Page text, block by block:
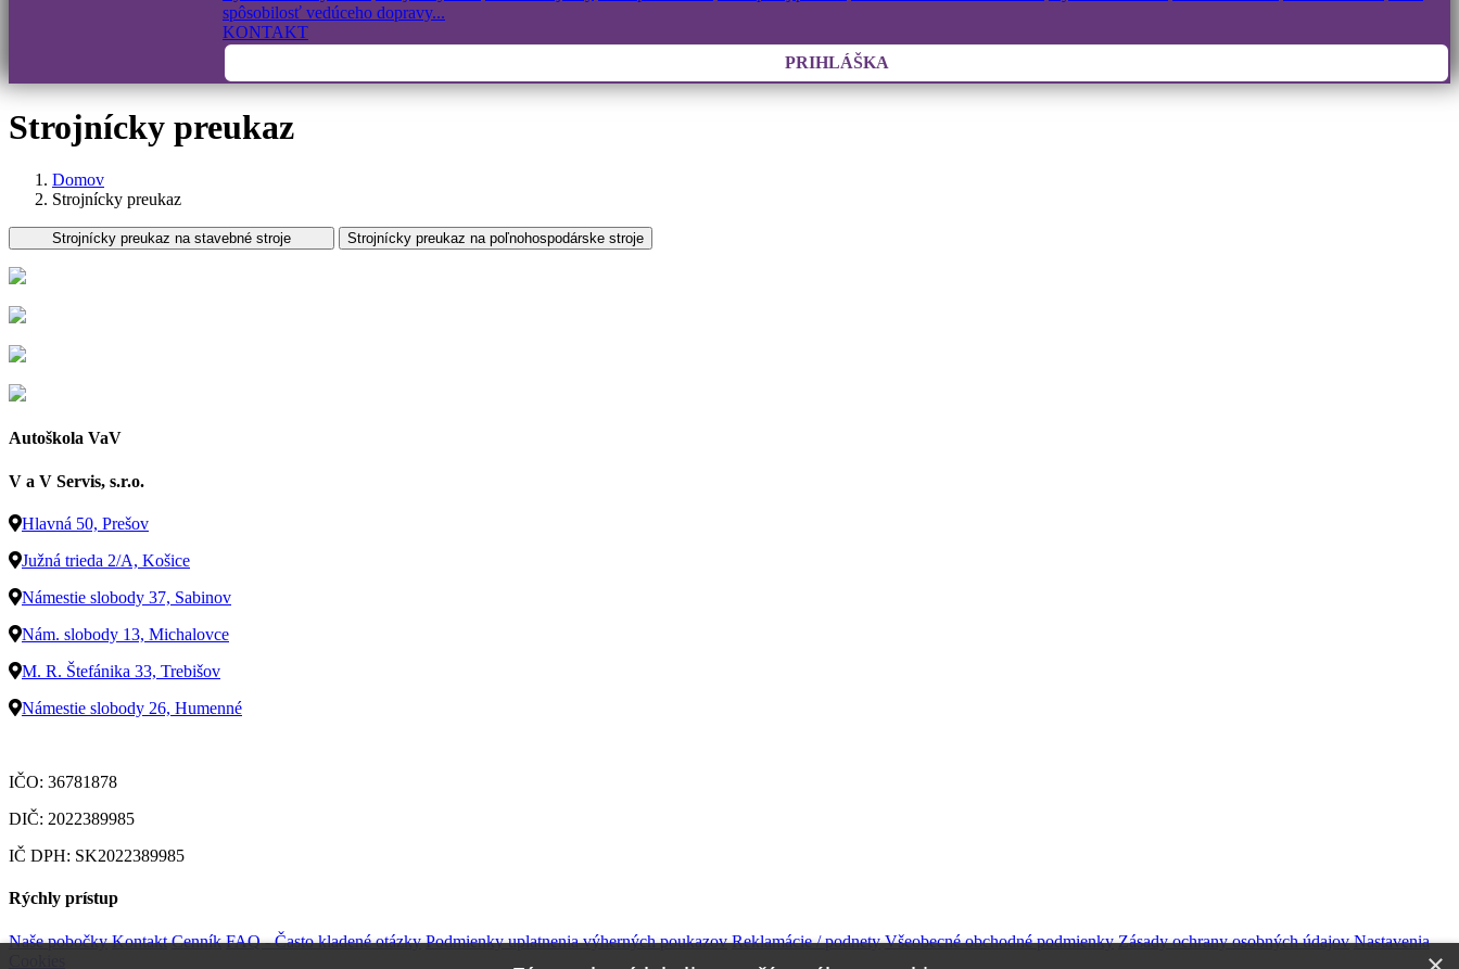
spôsobilosť vedúceho dopravy...
KONTAKT
PRIHLÁŠKA
Strojnícky preukaz
Domov
Strojnícky preukaz
Strojnícky preukaz na stavebné stroje Strojnícky preukaz na poľnohospodárske stroje
Autoškola VaV
V a V Servis, s.r.o.
Hlavná 50, Prešov
Južná trieda 2/A, Košice
Námestie slobody 37, Sabinov
Nám. slobody 13, Michalovce
M. R. Štefánika 33, Trebišov
Námestie slobody 26, Humenné
IČO: 36781878
DIČ: 2022389985
IČ DPH: SK2022389985
Rýchly prístup
Naše pobočky Kontakt Cenník FAQ - Často kladené otázky Podmienky uplatnenia výherných poukazov Reklamácie / podnety Všeobecné obchodné podmienky Zásady ochrany osobných údajov Nastavenia